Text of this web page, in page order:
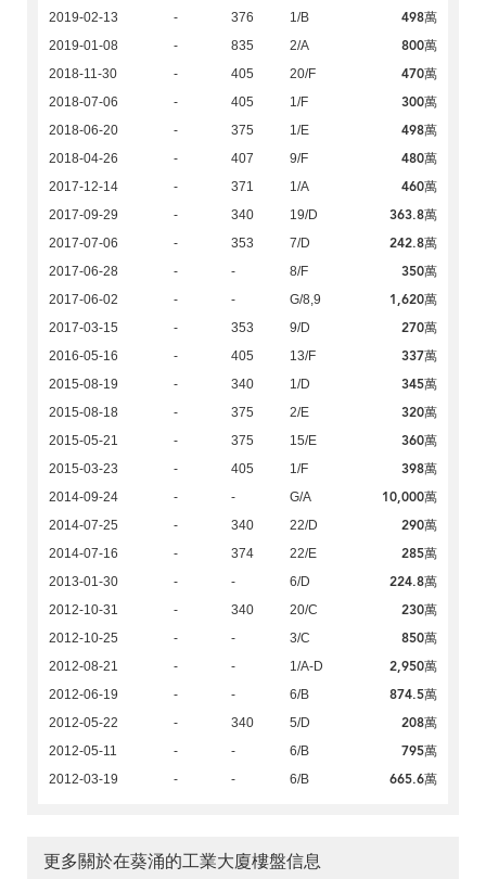
2019-02-13 - 376 1/B 498萬
2019-01-08 - 835 2/A 800萬
2018-11-30 - 405 20/F 470萬
2018-07-06 - 405 1/F 300萬
2018-06-20 - 375 1/E 498萬
2018-04-26 - 407 9/F 480萬
2017-12-14 - 371 1/A 460萬
2017-09-29 - 340 19/D 363.8萬
2017-07-06 - 353 7/D 242.8萬
2017-06-28 - - 8/F 350萬
2017-06-02 - - G/8,9 1,620萬
2017-03-15 - 353 9/D 270萬
2016-05-16 - 405 13/F 337萬
2015-08-19 - 340 1/D 345萬
2015-08-18 - 375 2/E 320萬
2015-05-21 - 375 15/E 360萬
2015-03-23 - 405 1/F 398萬
2014-09-24 - - G/A 10,000萬
2014-07-25 - 340 22/D 290萬
2014-07-16 - 374 22/E 285萬
2013-01-30 - - 6/D 224.8萬
2012-10-31 - 340 20/C 230萬
2012-10-25 - - 3/C 850萬
2012-08-21 - - 1/A-D 2,950萬
2012-06-19 - - 6/B 874.5萬
2012-05-22 - 340 5/D 208萬
2012-05-11 - - 6/B 795萬
2012-03-19 - - 6/B 665.6萬
更多關於在葵涌的工業大廈樓盤信息